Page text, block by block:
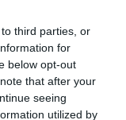
third parties, or
for
below opt-out
that after your
seeing
utilized by